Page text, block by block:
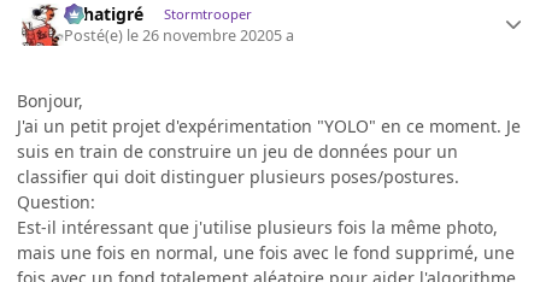
r.chatigré Stormtrooper
Posté(e) le 26 novembre 20205 a
Bonjour,
J'ai un petit projet d'expérimentation "YOLO" en ce moment. Je
suis en train de construire un jeu de données pour un
classifier qui doit distinguer plusieurs poses/postures.
Question:
Est-il intéressant que j'utilise plusieurs fois la même photo,
mais une fois en normal, une fois avec le fond supprimé, une